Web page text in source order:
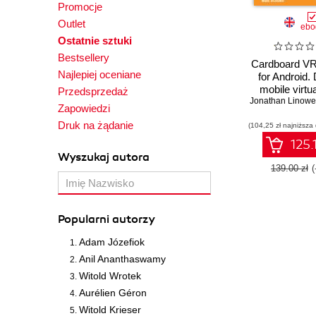
Promocje
Outlet
Ostatnie sztuki
Bestsellery
Najlepiej oceniane
Przedsprzedaż
Zapowiedzi
Druk na żądanie
Wyszukaj autora
Popularni autorzy
Adam Józefiok
Anil Ananthaswamy
Witold Wrotek
Aurélien Géron
Witold Krieser
Cardboard
for Android.
mobile
apps using
for
Jonathan
(104,25 zł
139.00 zł